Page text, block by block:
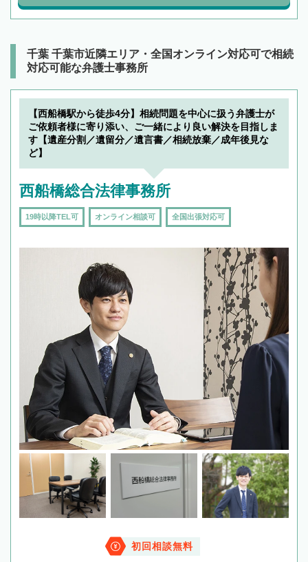
千葉 千葉市近隣エリア・全国オンライン対応可で相続
対応可能な弁護士事務所
【西船橋駅から徒歩4分】相続問題を中心に扱う弁護士が
ご依頼者様に寄り添い、ご一緒により良い解決を目指しま
す【遺産分割／遺留分／遺言書／相続放棄／成年後見な
ど】
西船橋総合法律事務所
19時以降TEL可 オンライン相談可 全国出張対応可
初回相談無料